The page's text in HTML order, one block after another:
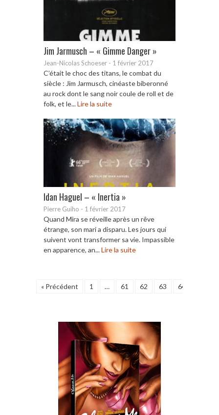
Jim Jarmusch – « Gimme Danger »
Jean-Nicolas Schoeser - 1 février 2017
C’était le choc des titans, le combat du
siècle : Jim Jarmusch, cinéaste biberonné
au rock dont le sang noir coule de roll et de
folk, et le...Lire la suite
Idan Haguel – « Inertia »
Pierre Guiho - 1 février 2017
Quand Mira se réveille après un rêve
étrange, son mari a disparu. Les jours qui
suivent vont transformer sa vie. Impassible
en apparence, an...Lire la suite
« Précédent 1 … 61 62 63 64